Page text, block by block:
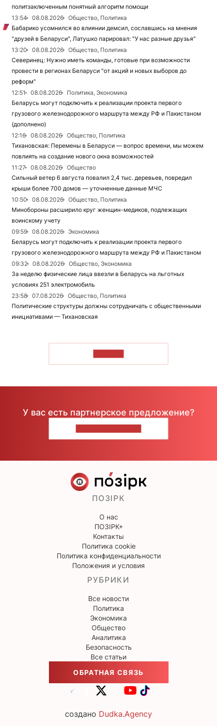
политзаключенным понятный алгоритм помощи
13:54
08.08.2026
Общество, Политика
Бабарико усомнился во влиянии демсил, сославшись на мнения
"друзей в Беларуси", Латушко парировал: "У нас разные друзья"
13:20
08.08.2026
Общество, Политика
Северинец: Нужно иметь команды, готовые при возможности
провести в регионах Беларуси "от акций и новых выборов до
реформ"
12:51
08.08.2026
Политика, Экономика
Беларусь могут подключить к реализации проекта первого
грузового железнодорожного маршрута между РФ и Пакистаном
(дополнено)
12:16
08.08.2026
Общество, Политика
Тихановская: Перемены в Беларуси — вопрос времени, мы можем
повлиять на создание нового окна возможностей
11:27
08.08.2026
Общество
Сильный ветер 6 августа повалил 2,4 тыс. деревьев, повредил
крыши более 700 домов — уточненные данные МЧС
10:50
08.08.2026
Общество, Политика
Минобороны расширило круг женщин-медиков, подлежащих
воинскому учету
09:59
08.08.2026
Экономика
Беларусь могут подключить к реализации проекта первого
грузового железнодорожного маршрута между РФ и Пакистаном
09:32
08.08.2026
Общество, Экономика
За неделю физические лица ввезли в Беларусь на льготных
условиях 251 электромобиль
23:58
07.08.2026
Общество, Политика
Политические структуры должны сотрудничать с общественными
инициативами — Тихановская
У вас есть партнерское предложение?
ПОЗІРК
О нас
ПОЗІРК+
Контакты
Политика cookie
Политика конфиденциальности
Положения и условия
РУБРИКИ
Все новости
Политика
Экономика
Общество
Аналитика
Безопасность
Все статьи
ОБРАТНАЯ СВЯЗЬ
создано Dudka.Agency